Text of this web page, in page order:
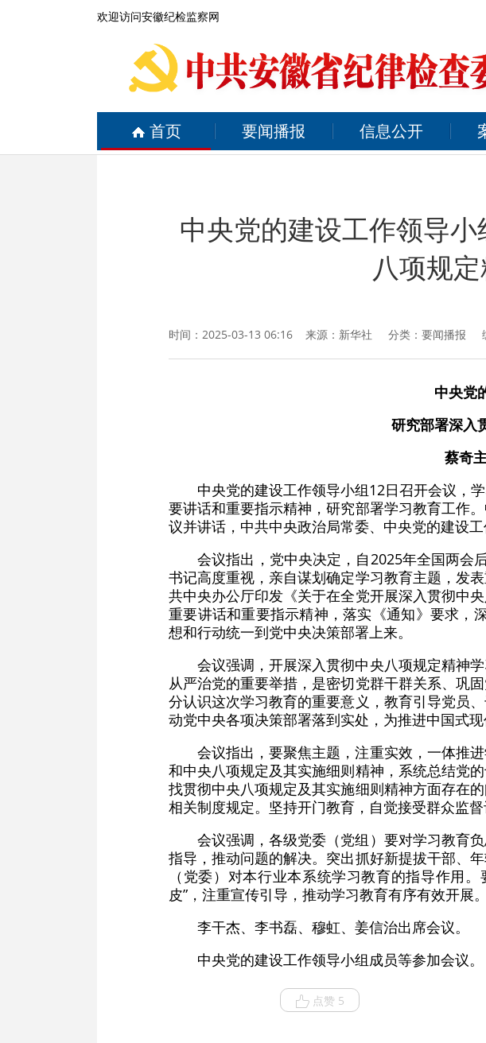
欢迎访问安徽纪检监察网
首页 要闻播报 信息公开
中央党的建设工作领导
八项规
时间：2025-03-13 06:16 来源： 新华社 分类：要闻播报
中央党
研究部署深入
蔡奇
中央党的建设工作领导小组12日召开会议，
要讲话和重要指示精神，研究部署学习教育工作
议并讲话，中共中央政治局常委、中央党的建设
会议指出，党中央决定，自2025年全国两会
书记高度重视，亲自谋划确定学习教育主题，发
共中央办公厅印发《关于在全党开展深入贯彻中
重要讲话和重要指示精神，落实《通知》要求，
想和行动统一到党中央决策部署上来。
会议强调，开展深入贯彻中央八项规定精神
从严治党的重要举措，是密切党群干群关系、巩
分认识这次学习教育的重要意义，教育引导党员
动党中央各项决策部署落到实处，为推进中国式现
会议指出，要聚焦主题，注重实效，一体推
和中央八项规定及其实施细则精神，系统总结党
找贯彻中央八项规定及其实施细则精神方面存在
相关制度规定。坚持开门教育，自觉接受群众监
会议强调，各级党委（党组）要对学习教育
指导，推动问题的解决。突出抓好新提拔干部、
（党委）对本行业本系统学习教育的指导作用
皮”，注重宣传引导，推动学习教育有序有效开展。
李干杰、李书磊、穆虹、姜信治出席会议。
中央党的建设工作领导小组成员等参加会议。
点赞 5